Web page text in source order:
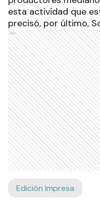
esta actividad que
precisó, por último,
Ads
Edición Impresa